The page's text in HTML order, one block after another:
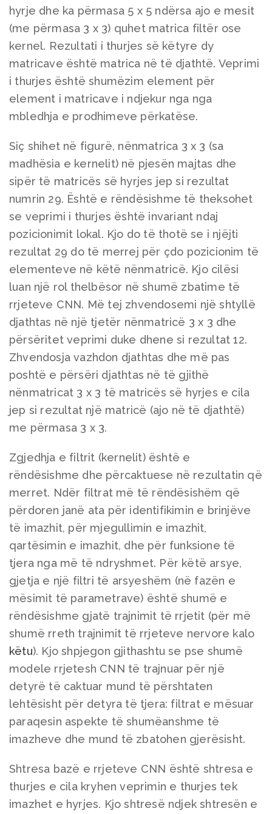
hyrje dhe ka përmasa 5 x 5 ndërsa ajo e mesit
(me përmasa 3 x 3) quhet matrica filtër ose
kernel. Rezultati i thurjes së këtyre dy
matricave është matrica në të djathtë. Veprimi
i thurjes është shumëzim element për
element i matricave i ndjekur nga nga
mbledhja e prodhimeve përkatëse.
Siç shihet në figurë, nënmatrica 3 x 3 (sa
madhësia e kernelit) në pjesën majtas dhe
sipër të matricës së hyrjes jep si rezultat
numrin 29. Është e rëndësishme të theksohet
se veprimi i thurjes është invariant ndaj
pozicionimit lokal. Kjo do të thotë se i njëjti
rezultat 29 do të merrej për çdo pozicionim të
elementeve në këtë nënmatricë. Kjo cilësi
luan një rol thelbësor në shumë zbatime të
rrjeteve CNN. Më tej zhvendosemi një shtyllë
djathtas në një tjetër nënmatricë 3 x 3 dhe
përsëritet veprimi duke dhene si rezultat 12.
Zhvendosja vazhdon djathtas dhe më pas
poshtë e përsëri djathtas në të gjithë
nënmatricat 3 x 3 të matricës së hyrjes e cila
jep si rezultat një matricë (ajo në të djathtë)
me përmasa 3 x 3.
Zgjedhja e filtrit (kernelit) është e
rëndësishme dhe përcaktuese në rezultatin që
merret. Ndër filtrat më të rëndësishëm që
përdoren janë ata për identifikimin e brinjëve
të imazhit, për mjegullimin e imazhit,
qartësimin e imazhit, dhe për funksione të
tjera nga më të ndryshmet. Për këtë arsye,
gjetja e një filtri të arsyeshëm (në fazën e
mësimit të parametrave) është shumë e
rëndësishme gjatë trajnimit të rrjetit (për më
shumë rreth trajnimit të rrjeteve nervore kalo
këtu). Kjo shpjegon gjithashtu se pse shumë
modele rrjetesh CNN të trajnuar për një
detyrë të caktuar mund të përshtaten
lehtësisht për detyra të tjera: filtrat e mësuar
paraqesin aspekte të shumëanshme të
imazheve dhe mund të zbatohen gjerësisht.
Shtresa bazë e rrjeteve CNN është shtresa e
thurjes e cila kryhen veprimin e thurjes tek
imazhet e hyrjes. Kjo shtresë ndjek shtresën e